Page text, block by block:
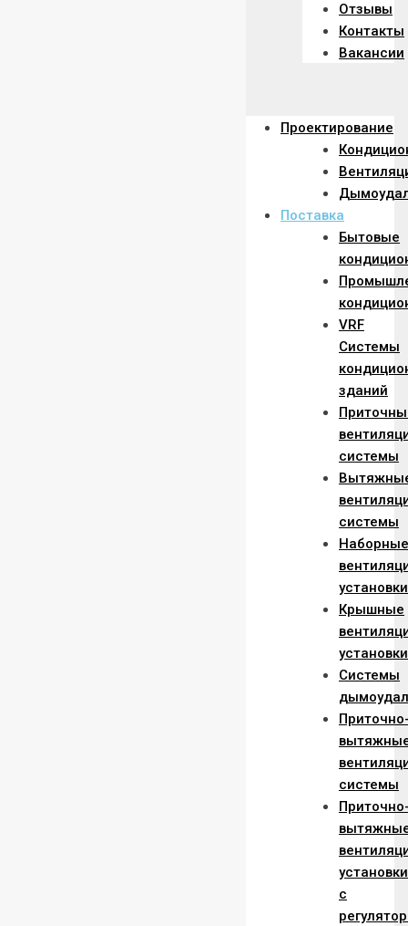
Отзывы
Контакты
Вакансии
Проектирование
Поставка
Бытовые
VRF
Системы
зданий
системы
системы
Наборные
установки
Крышные
установки
Системы
системы
установки
с